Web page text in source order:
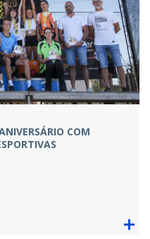
COM